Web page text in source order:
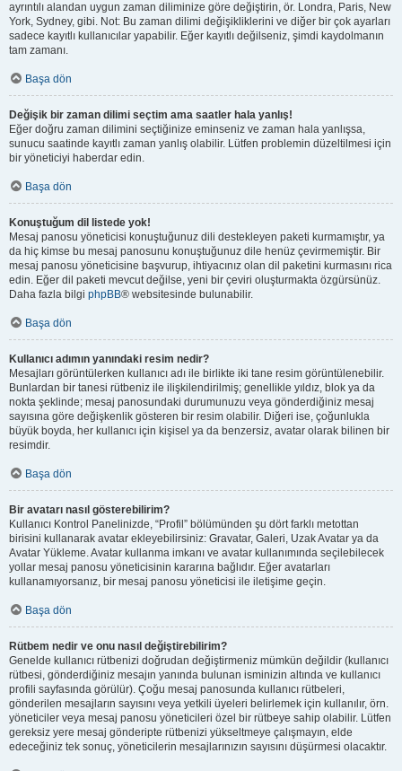
ayrıntılı alandan uygun zaman diliminize göre değiştirin, ör. Londra, Paris, New
York, Sydney, gibi. Not: Bu zaman dilimi değişikliklerini ve diğer bir çok ayarları
sadece kayıtlı kullanıcılar yapabilir. Eğer kayıtlı değilseniz, şimdi kaydolmanın
tam zamanı.
Başa dön
Değişik bir zaman dilimi seçtim ama saatler hala yanlış!
Eğer doğru zaman dilimini seçtiğinize eminseniz ve zaman hala yanlışsa,
sunucu saatinde kayıtlı zaman yanlış olabilir. Lütfen problemin düzeltilmesi için
bir yöneticiyi haberdar edin.
Başa dön
Konuştuğum dil listede yok!
Mesaj panosu yöneticisi konuştuğunuz dili destekleyen paketi kurmamıştır, ya
da hiç kimse bu mesaj panosunu konuştuğunuz dile henüz çevirmemiştir. Bir
mesaj panosu yöneticisine başvurup, ihtiyacınız olan dil paketini kurmasını rica
edin. Eğer dil paketi mevcut değilse, yeni bir çeviri oluşturmakta özgürsünüz.
Daha fazla bilgi phpBB® websitesinde bulunabilir.
Başa dön
Kullanıcı adımın yanındaki resim nedir?
Mesajları görüntülerken kullanıcı adı ile birlikte iki tane resim görüntülenebilir.
Bunlardan bir tanesi rütbeniz ile ilişkilendirilmiş; genellikle yıldız, blok ya da
nokta şeklinde; mesaj panosundaki durumunuzu veya gönderdiğiniz mesaj
sayısına göre değişkenlik gösteren bir resim olabilir. Diğeri ise, çoğunlukla
büyük boyda, her kullanıcı için kişisel ya da benzersiz, avatar olarak bilinen bir
resimdir.
Başa dön
Bir avatarı nasıl gösterebilirim?
Kullanıcı Kontrol Panelinizde, “Profil” bölümünden şu dört farklı metottan
birisini kullanarak avatar ekleyebilirsiniz: Gravatar, Galeri, Uzak Avatar ya da
Avatar Yükleme. Avatar kullanma imkanı ve avatar kullanımında seçilebilecek
yollar mesaj panosu yöneticisinin kararına bağlıdır. Eğer avatarları
kullanamıyorsanız, bir mesaj panosu yöneticisi ile iletişime geçin.
Başa dön
Rütbem nedir ve onu nasıl değiştirebilirim?
Genelde kullanıcı rütbenizi doğrudan değiştirmeniz mümkün değildir (kullanıcı
rütbesi, gönderdiğiniz mesajın yanında bulunan isminizin altında ve kullanıcı
profili sayfasında görülür). Çoğu mesaj panosunda kullanıcı rütbeleri,
gönderilen mesajların sayısını veya yetkili üyeleri belirlemek için kullanılır, örn.
yöneticiler veya mesaj panosu yöneticileri özel bir rütbeye sahip olabilir. Lütfen
gereksiz yere mesaj gönderipte rütbenizi yükseltmeye çalışmayın, elde
edeceğiniz tek sonuç, yöneticilerin mesajlarınızın sayısını düşürmesi olacaktır.